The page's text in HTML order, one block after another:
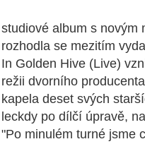
studiové album s novým
rozhodla se mezitím
In Golden Hive (Live)
režii dvorního
kapela deset svých
leckdy po dílčí úpravě,
"Po minulém turné jsme